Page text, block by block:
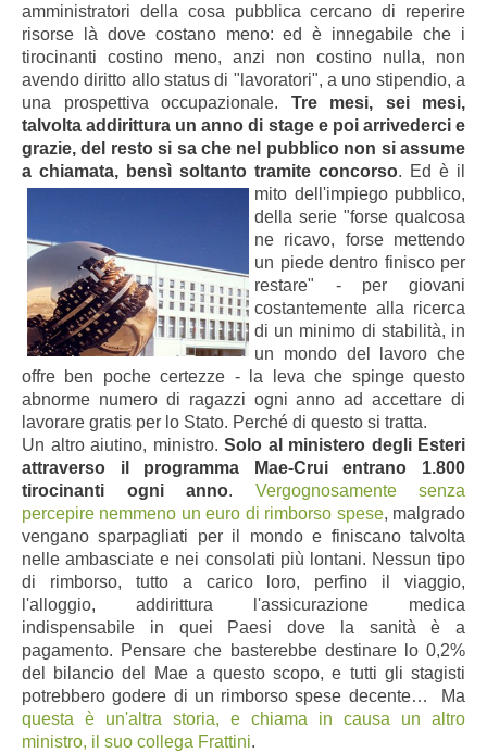
amministratori della cosa pubblica cercano di reperire
risorse là dove costano meno: ed è innegabile che i
tirocinanti costino meno, anzi non costino nulla, non
avendo diritto allo status di "lavoratori", a uno stipendio, a
una prospettiva occupazionale. Tre mesi, sei mesi,
talvolta addirittura un anno di stage e poi arrivederci e
grazie, del resto si sa che nel pubblico non si assume
a chiamata, bensì soltanto tramite concorso. Ed è il
mito dell'impiego pubblico,
della serie "forse qualcosa
ne ricavo, forse mettendo
un piede dentro finisco per
restare" - per giovani
costantemente alla ricerca
di un minimo di stabilità, in
un mondo del lavoro che
offre ben poche certezze - la leva che spinge questo
abnorme numero di ragazzi ogni anno ad accettare di
lavorare gratis per lo Stato. Perché di questo si tratta.
Un altro aiutino, ministro. Solo al ministero degli Esteri
attraverso il programma Mae-Crui entrano 1.800
tirocinanti ogni anno. Vergognosamente senza
percepire nemmeno un euro di rimborso spese, malgrado
vengano sparpagliati per il mondo e finiscano talvolta
nelle ambasciate e nei consolati più lontani. Nessun tipo
di rimborso, tutto a carico loro, perfino il viaggio,
l'alloggio, addirittura l'assicurazione medica
indispensabile in quei Paesi dove la sanità è a
pagamento. Pensare che basterebbe destinare lo 0,2%
del bilancio del Mae a questo scopo, e tutti gli stagisti
potrebbero godere di un rimborso spese decente… Ma
questa è un'altra storia, e chiama in causa un altro
ministro, il suo collega Frattini.